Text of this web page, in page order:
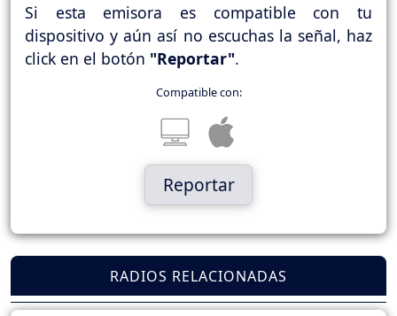
Si esta emisora es compatible con tu
dispositivo y aún así no escuchas la señal, haz
click en el botón "Reportar".
Compatible con:
Reportar
RADIOS RELACIONADAS